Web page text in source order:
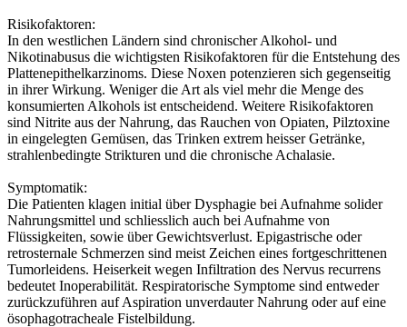
Risikofaktoren:
In den westlichen Ländern sind chronischer Alkohol- und
Nikotinabusus die wichtigsten Risikofaktoren für die Entstehung des
Plattenepithelkarzinoms. Diese Noxen potenzieren sich gegenseitig
in ihrer Wirkung. Weniger die Art als viel mehr die Menge des
konsumierten Alkohols ist entscheidend. Weitere Risikofaktoren
sind Nitrite aus der Nahrung, das Rauchen von Opiaten, Pilztoxine
in eingelegten Gemüsen, das Trinken extrem heisser Getränke,
strahlenbedingte Strikturen und die chronische Achalasie.
Symptomatik:
Die Patienten klagen initial über Dysphagie bei Aufnahme solider
Nahrungsmittel und schliesslich auch bei Aufnahme von
Flüssigkeiten, sowie über Gewichtsverlust. Epigastrische oder
retrosternale Schmerzen sind meist Zeichen eines fortgeschrittenen
Tumorleidens. Heiserkeit wegen Infiltration des Nervus recurrens
bedeutet Inoperabilität. Respiratorische Symptome sind entweder
zurückzuführen auf Aspiration unverdauter Nahrung oder auf eine
ösophagotracheale Fistelbildung.